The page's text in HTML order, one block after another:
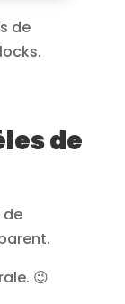
de
de
de
😉